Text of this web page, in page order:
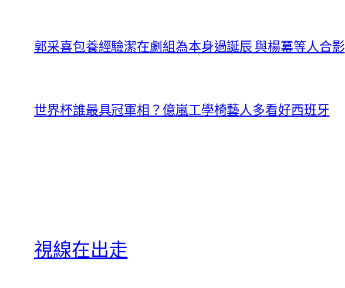
郭采喜包養經驗潔在劇組為本身過誕辰 與楊冪等人合影
世界杯誰最具冠軍相？億嵐工學椅藝人多看好西班牙
視線在出走